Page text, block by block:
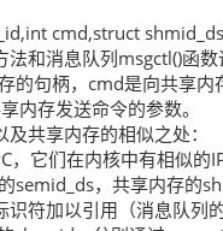
cmd,struct
法和消息队列msgctl()函
的句柄，cmd是向共享内
内存发送命令的参数。
共享内存的相似之处：
，它们在内核中有相似的
semid_ds，共享内存的
识符加以引用（消息队列